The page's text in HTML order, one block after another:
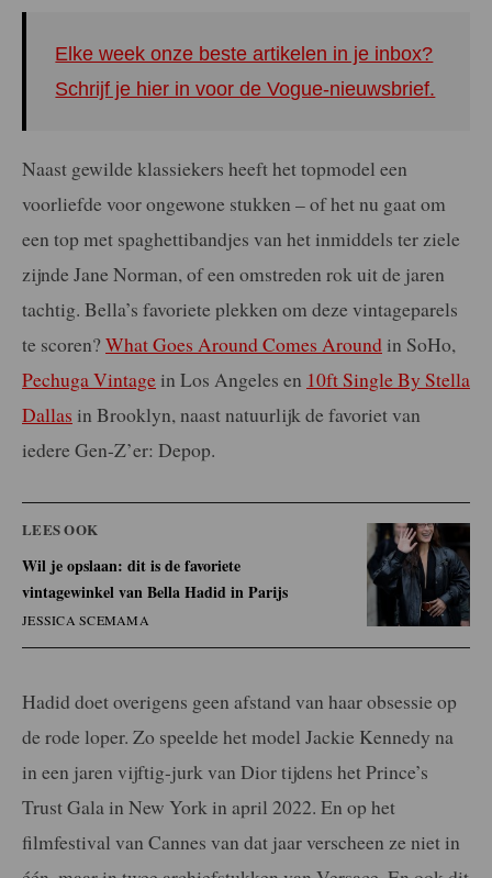
Elke week onze beste artikelen in je inbox?
Schrijf je hier in voor de Vogue-nieuwsbrief.
Naast gewilde klassiekers heeft het topmodel een
voorliefde voor ongewone stukken – of het nu gaat om
een top met spaghettibandjes van het inmiddels ter ziele
zijnde Jane Norman, of een omstreden rok uit de jaren
tachtig. Bella’s favoriete plekken om deze vintageparels
te scoren?What Goes Around Comes Around in SoHo,
Pechuga Vintage in Los Angeles en 10ft Single By Stella
Dallas in Brooklyn, naast natuurlijk de favoriet van
iedere Gen-Z’er: Depop.
LEES OOK
Wil je opslaan: dit is de favoriete
vintagewinkel van Bella Hadid in Parijs
JESSICA SCEMAMA
Hadid doet overigens geen afstand van haar obsessie op
de rode loper. Zo speelde het model Jackie Kennedy na
in een jaren vijftig-jurk van Dior tijdens het Prince’s
Trust Gala in New York in april 2022. En op het
filmfestival van Cannes van dat jaar verscheen ze niet in